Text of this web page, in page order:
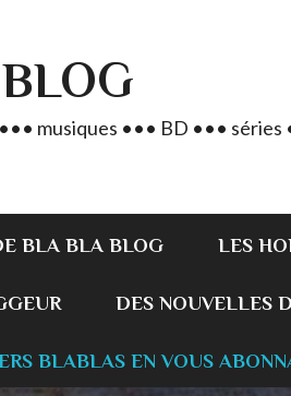
musiques ••• BD •••
BLA BLA BLOG LES
DES NOUVELLES
BLABLAS EN VOUS